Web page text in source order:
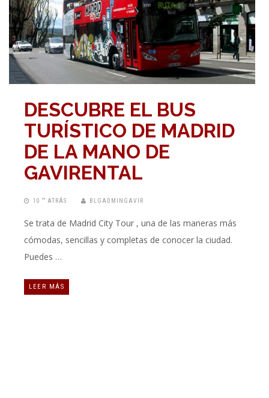
DESCUBRE EL BUS
TURÍSTICO DE MADRID
DE LA MANO DE
GAVIRENTAL
10 “” ATRÁS BLGADMINGAVIR
Se trata de Madrid City Tour , una de las maneras más
cómodas, sencillas y completas de conocer la ciudad.
Puedes …
LEER MÁS